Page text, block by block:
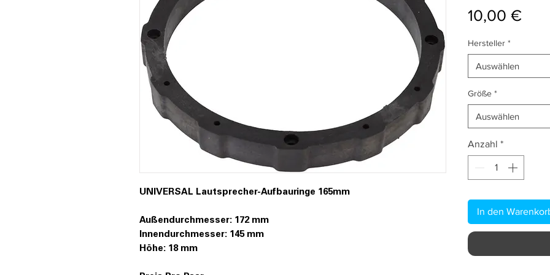
UNIVERSAL Lautsprecher-Aufbauringe 165mm
Außendurchmesser: 172 mm
Innendurchmesser: 145 mm
Höhe: 18 mm
10,00 €Preis
Hersteller *
Auswählen
Größe *
Auswählen
Anzahl *
In den